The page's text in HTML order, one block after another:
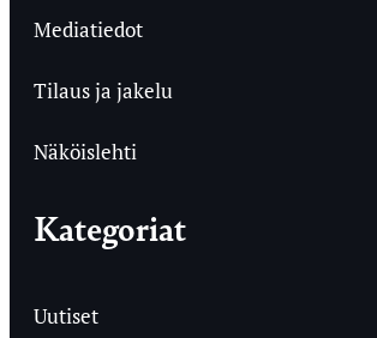
Mediatiedot
Tilaus ja jakelu
Näköislehti
Kategoriat
Uutiset